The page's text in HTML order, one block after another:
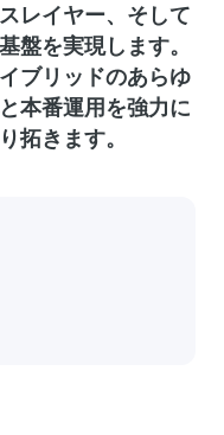
レイヤー、そして
盤を実現します。
ブリッドのあらゆ
本番運用を強力に
拓きます。